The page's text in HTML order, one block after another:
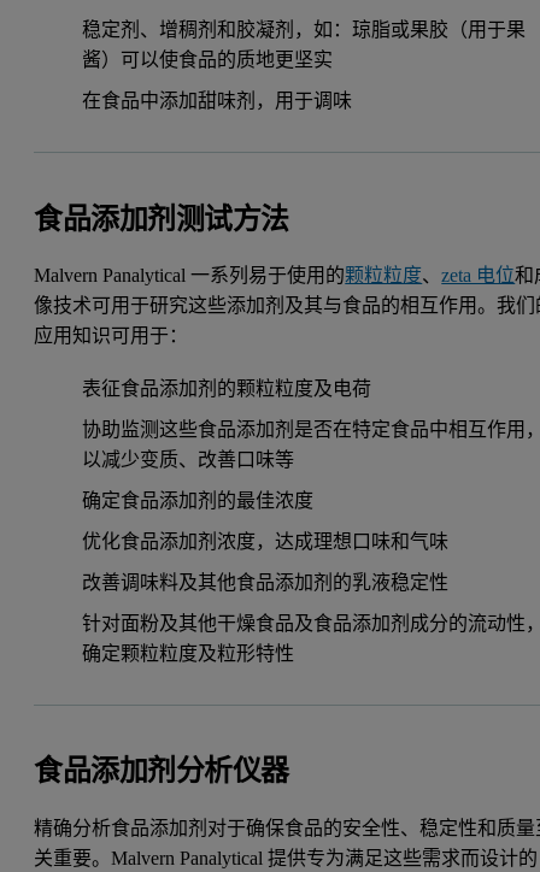
稳定剂、增稠剂和胶凝剂，如：琼脂或果胶（用于果
酱）可以使食品的质地更坚实
在食品中添加甜味剂，用于调味
食品添加剂测试方法
Malvern Panalytical 一系列易于使用的颗粒粒度、zeta 电位和
像技术可用于研究这些添加剂及其与食品的相互作用。我们
应用知识可用于：
表征食品添加剂的颗粒粒度及电荷
协助监测这些食品添加剂是否在特定食品中相互作用
以减少变质、改善口味等
确定食品添加剂的最佳浓度
优化食品添加剂浓度，达成理想口味和气味
改善调味料及其他食品添加剂的乳液稳定性
针对面粉及其他干燥食品及食品添加剂成分的流动性
确定颗粒粒度及粒形特性
食品添加剂分析仪器
精确分析食品添加剂对于确保食品的安全性、稳定性和质量
关重要。Malvern Panalytical 提供专为满足这些需求而设计的